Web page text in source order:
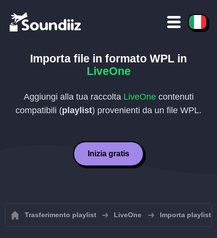
Importa file in formato WPL in
LiveOne
Aggiungi alla tua raccolta LiveOnecontenuti
compatibili (playlist) provenienti da un file WPL.
Inizia gratis
Trasferimento playlist LiveOne Importa playlist